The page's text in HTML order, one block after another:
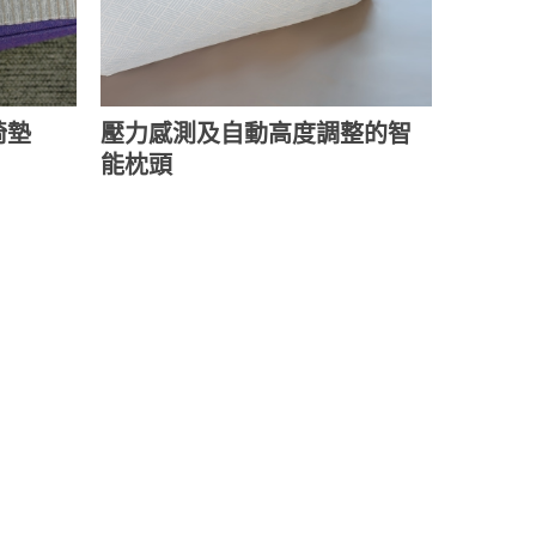
墊
壓力感測及自動高度調整的智
能枕頭